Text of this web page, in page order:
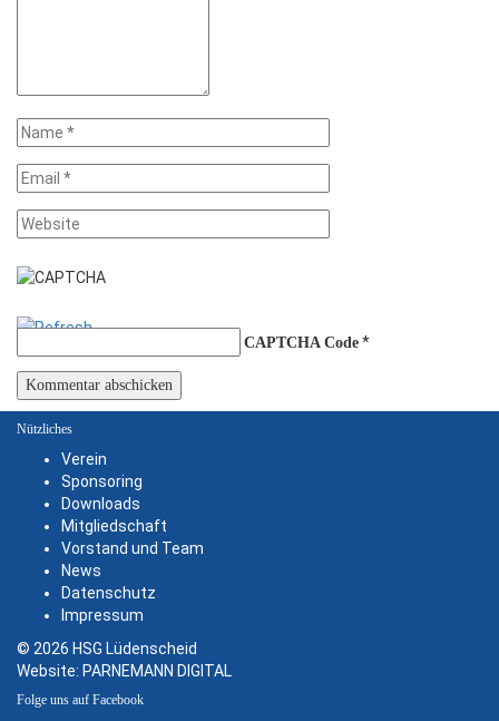
CAPTCHA Code *
Nützliches
Verein
Sponsoring
Downloads
Mitgliedschaft
Vorstand und Team
News
Datenschutz
Impressum
© 2026 HSG Lüdenscheid
Website: PARNEMANN DIGITAL
Folge uns auf Facebook